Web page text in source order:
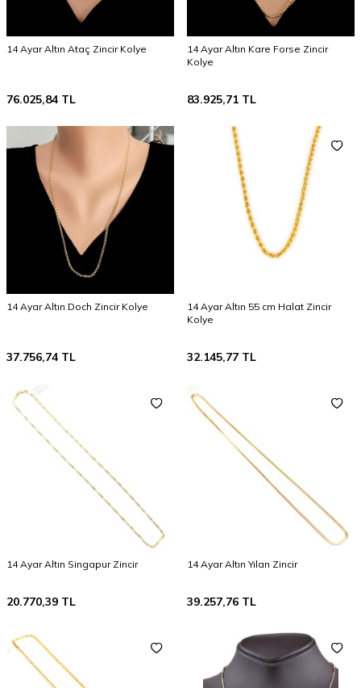
14 Ayar Altın Ataç Zincir Kolye
76.025,84 TL
14 Ayar Altın Kare Forse Zincir
Kolye
83.925,71 TL
14 Ayar Altın Doch Zincir Kolye
37.756,74 TL
14 Ayar Altın 55 cm Halat Zincir
Kolye
32.145,77 TL
14 Ayar Altın Singapur Zincir
20.770,39 TL
14 Ayar Altın Yılan Zincir
39.257,76 TL